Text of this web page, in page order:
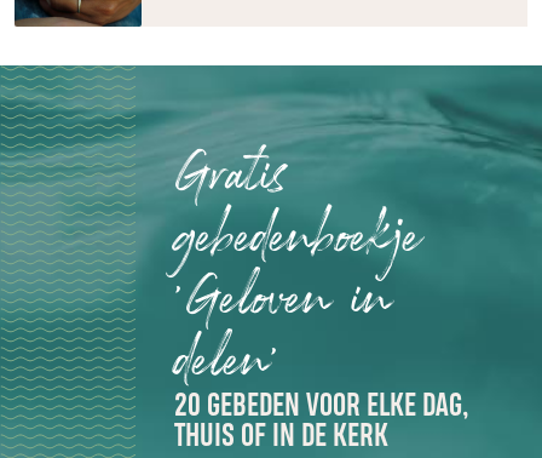
Gratis
gebedenboekje
'Geloven in
delen'
20 GEBEDEN VOOR ELKE DAG,
THUIS OF IN DE KERK